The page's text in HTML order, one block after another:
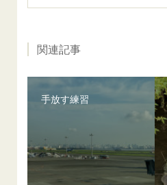
関連記事
手放す練習